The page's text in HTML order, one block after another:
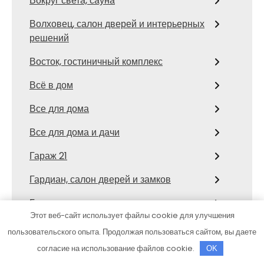
Волховец, салон дверей и интерьерных
решений
Восток, гостиничный комплекс
Всё в дом
Все для дома
Все для дома и дачи
Гараж 21
Гардиан, салон дверей и замков
Гаро, комплекс
Главдверь, мультибрендовый магазин
Этот веб-сайт использует файлы cookie для улучшения
пользовательского опыта. Продолжая пользоваться сайтом, вы даете
согласие на использование файлов cookie.
OK